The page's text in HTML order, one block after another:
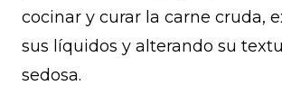
cocinar y curar la carne cruda,
sus líquidos y alterando su
sedosa.